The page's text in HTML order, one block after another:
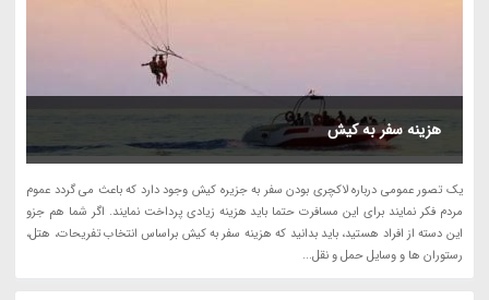
هزینه سفر به کیش
یک تصور عمومی درباره لاکچری بودن سفر به جزیره کیش وجود دارد که باعث می گردد عموم
مردم فکر نمایند برای این مسافرت حتما باید هزینه زیادی پرداخت نمایند. اگر شما هم جزو
این دسته از افراد هستید، باید بدانید که هزینه سفر به کیش براساس انتخاب تفریحات، هتل،
رستوران ها و وسایل حمل و نقل...